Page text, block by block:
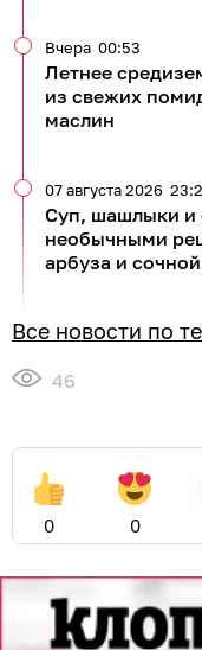
Летнее
из свежих
маслин
Вчера 00:53
Суп, шашлыки и
необычными
арбуза и
07 августа 2026
Все новости по
46
0 0